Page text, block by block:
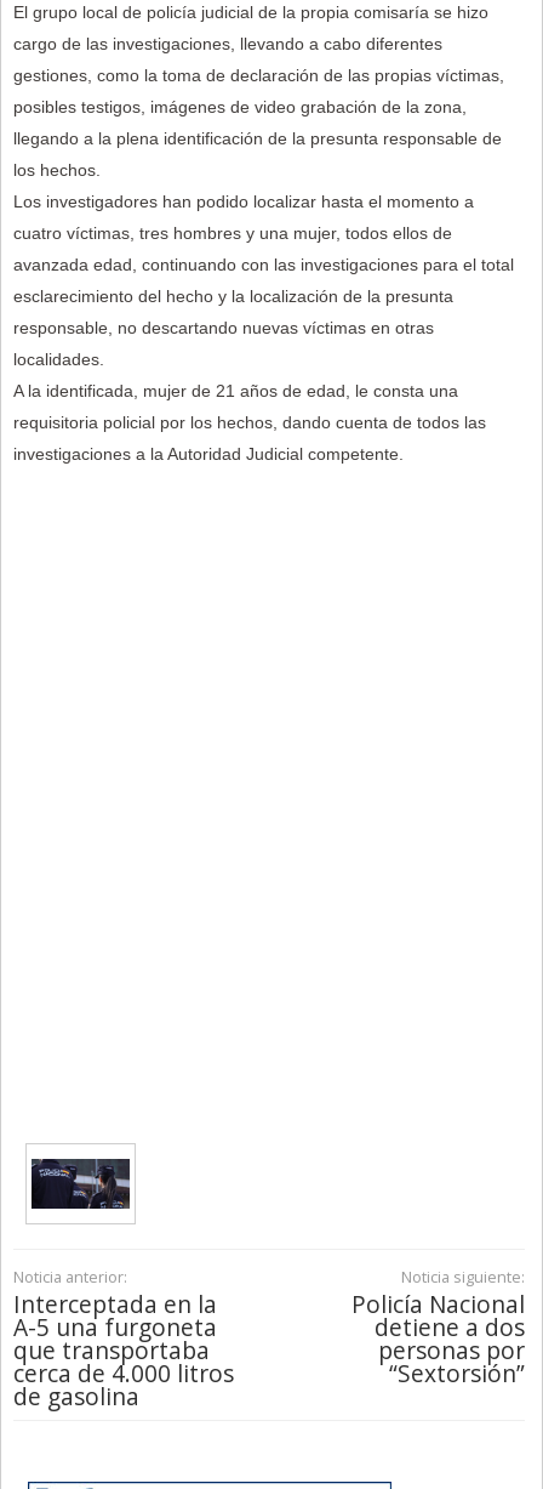
El grupo local de policía judicial de la propia comisaría se hizo
cargo de las investigaciones, llevando a cabo diferentes
gestiones, como la toma de declaración de las propias víctimas,
posibles testigos, imágenes de video grabación de la zona,
llegando a la plena identificación de la presunta responsable de
los hechos.
Los investigadores han podido localizar hasta el momento a
cuatro víctimas, tres hombres y una mujer, todos ellos de
avanzada edad, continuando con las investigaciones para el total
esclarecimiento del hecho y la localización de la presunta
responsable, no descartando nuevas víctimas en otras
localidades.
A la identificada, mujer de 21 años de edad, le consta una
requisitoria policial por los hechos, dando cuenta de todos las
investigaciones a la Autoridad Judicial competente.
Noticia anterior:
Interceptada en la
A-5 una furgoneta
que transportaba
cerca de 4.000 litros
de gasolina
Noticia siguiente:
Policía Nacional
detiene a dos
personas por
“Sextorsión”